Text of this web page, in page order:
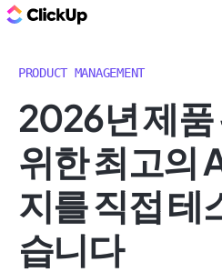
PRODUCT MANAGEMENT
2026년 제품
위한 최고의
지를 직접 테
습니다